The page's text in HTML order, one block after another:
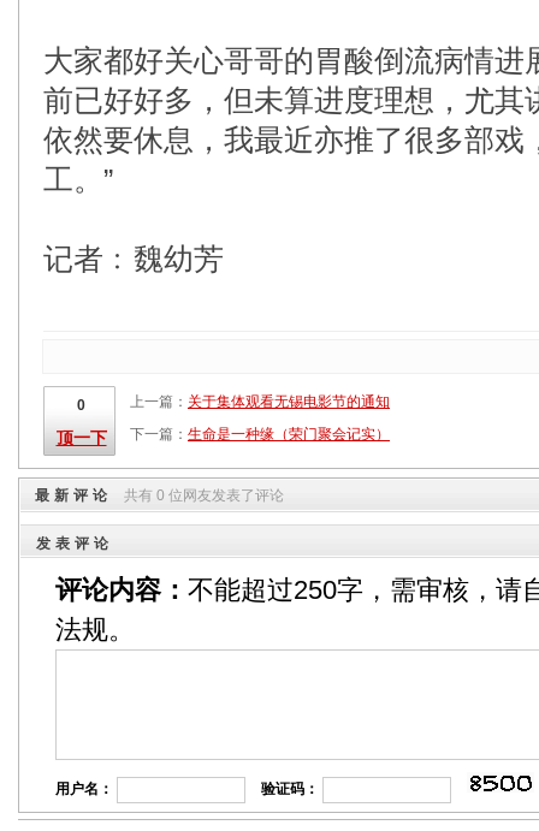
大家都好关心哥哥的胃酸倒流病情进
前已好好多，但未算进度理想，尤其
依然要休息，我最近亦推了很多部戏
工。”
记者﹕魏幼芳
0
顶一下
上一篇： 关于集体观看无锡电影节的通知
下一篇： 生命是一种缘（荣门聚会记实）
最新评论 共有 0 位网友发表了评论
发表评论
评论内容： 不能超过250字，需审核，请
法规。
用户名： 验证码：